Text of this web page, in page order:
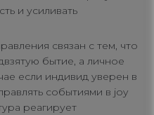
и усиливать
связан с тем, что
бытие, а личное
если индивид уверен в
событиями в joy
реагирует